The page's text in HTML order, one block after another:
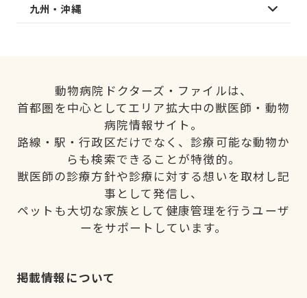
九州・沖縄
動物病院ドクターズ・ファイルは、
首都圏を中心としてエリア拡大中の獣医師・動物
病院情報サイト。
路線・駅・行政区だけでなく、診療可能な動物か
らも検索できることが特徴的。
獣医師の診療方針や診療に対する想いを取材し記
事として発信し、
ペットも大切な家族として健康管理を行うユーザ
ーをサポートしています。
掲載情報について